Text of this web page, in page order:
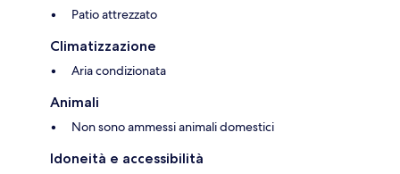
Patio attrezzato
Climatizzazione
Aria condizionata
Animali
Non sono ammessi animali domestici
Idoneità e accessibilità